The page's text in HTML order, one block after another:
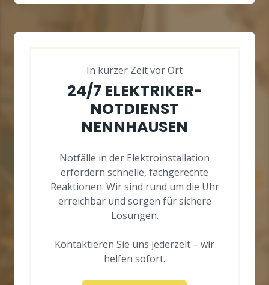
In kurzer Zeit vor Ort
24/7 ELEKTRIKER-
NOTDIENST
NENNHAUSEN
Notfälle in der Elektroinstallation
erfordern schnelle, fachgerechte
Reaktionen. Wir sind rund um die Uhr
erreichbar und sorgen für sichere
Lösungen.
Kontaktieren Sie uns jederzeit – wir
helfen sofort.